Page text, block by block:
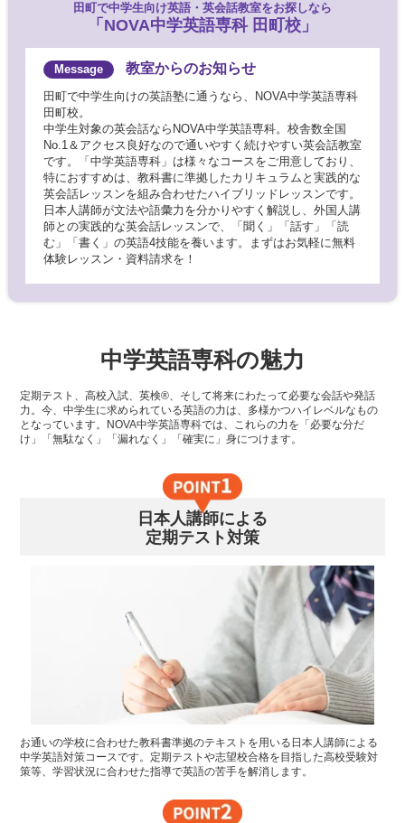
田町で中学生向け英語・英会話教室をお探しなら
「NOVA中学英語専科 田町校」
教室からのお知らせ
田町で中学生向けの英語塾に通うなら、NOVA中学英語専科
田町校。
中学生対象の英会話ならNOVA中学英語専科。校舎数全国
No.1＆アクセス良好なので通いやすく続けやすい英会話教室
です。「中学英語専科」は様々なコースをご用意しており、
特におすすめは、教科書に準拠したカリキュラムと実践的な
英会話レッスンを組み合わせたハイブリッドレッスンです。
日本人講師が文法や語彙力を分かりやすく解説し、外国人講
師との実践的な英会話レッスンで、「聞く」「話す」「読
む」「書く」の英語4技能を養います。まずはお気軽に無料
体験レッスン・資料請求を！
中学英語専科の魅力
定期テスト、高校入試、英検®、そして将来にわたって必要な会話や発話
力。今、中学生に求められている英語の力は、多様かつハイレベルなもの
となっています。NOVA中学英語専科では、これらの力を「必要な分だ
け」「無駄なく」「漏れなく」「確実に」身につけます。
日本人講師による
定期テスト対策
お通いの学校に合わせた教科書準拠のテキストを用いる日本人講師による
中学英語対策コースです。定期テストや志望校合格を目指した高校受験対
策等、学習状況に合わせた指導で英語の苦手を解消します。